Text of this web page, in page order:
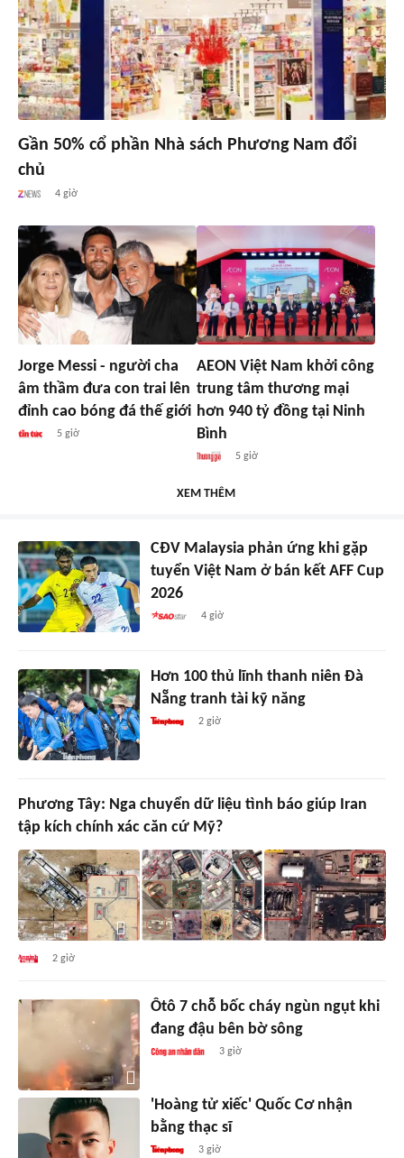
Gần 50% cổ phần Nhà sách Phương Nam đổi
chủ
4 giờ
Jorge Messi - người cha
âm thầm đưa con trai lên
đỉnh cao bóng đá thế giới
5 giờ
AEON Việt Nam khởi công
trung tâm thương mại
hơn 940 tỷ đồng tại Ninh
Bình
5 giờ
XEM THÊM
CĐV Malaysia phản ứng khi gặp
tuyển Việt Nam ở bán kết AFF Cup
2026
4 giờ
Hơn 100 thủ lĩnh thanh niên Đà
Nẵng tranh tài kỹ năng
2 giờ
Phương Tây: Nga chuyển dữ liệu tình báo giúp Iran
tập kích chính xác căn cứ Mỹ?
2 giờ
Ôtô 7 chỗ bốc cháy ngùn ngụt khi
đang đậu bên bờ sông
3 giờ
'Hoàng tử xiếc' Quốc Cơ nhận
bằng thạc sĩ
3 giờ